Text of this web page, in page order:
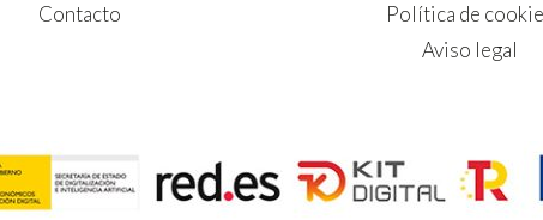
Contacto
Política de
Aviso legal